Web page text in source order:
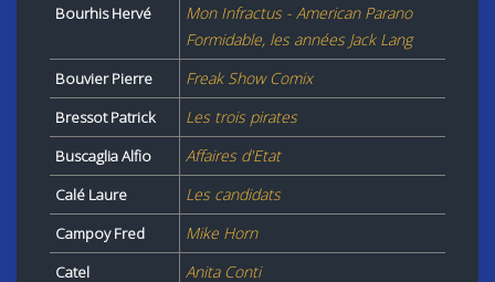
Bourhis Hervé
Mon Infractus - American Parano
Formidable, les années Jack Lang
Bouvier Pierre Freak Show Comix
Bressot Patrick Les trois pirates
Buscaglia Alfio Affaires d'Etat
Calé Laure Les candidats
Campoy Fred Mike Horn
Catel
Anita Conti